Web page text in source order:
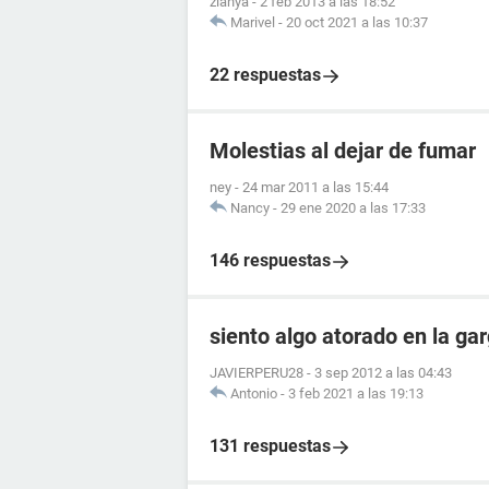
Marivel - 20 oct 2021 a las 10:37
22 respuestas
Molestias al dejar de fumar
ney - 24 mar 2011 a las 15:44
Nancy - 29 ene 2020 a las 17:33
146 respuestas
siento algo atorado en la
JAVIERPERU28 - 3 sep 2012 a las 04:43
Antonio - 3 feb 2021 a las 19:13
131 respuestas